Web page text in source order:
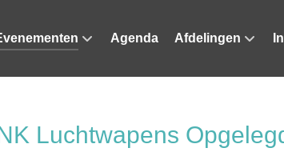
Agenda Afdelingen
Luchtwapens